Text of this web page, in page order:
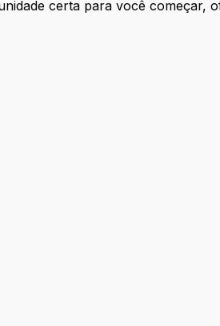
certa para você começar,